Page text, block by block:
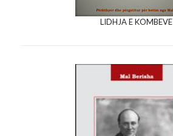
LIDHJA E KOMBEVE